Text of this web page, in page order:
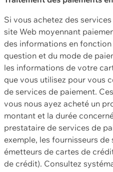
Si vous achetez des
site Web moyennant
des informations en
question et du mode de
les informations de votre
que vous utilisez pour vous
de services de paiement.
vous nous ayez acheté un
montant et la durée
prestataire de services de
exemple, les fournisseurs
émetteurs de cartes de
de crédit). Consultez